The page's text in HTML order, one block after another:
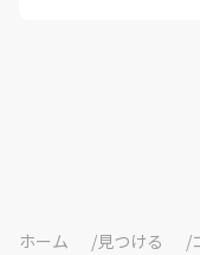
ホーム 見つける